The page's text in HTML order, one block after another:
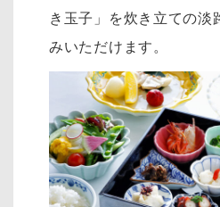
き玉子」を炊き立ての淡
みいただけます。